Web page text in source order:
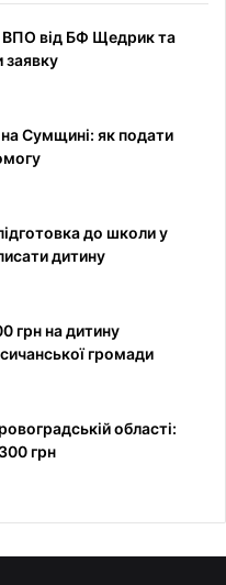
ВПО від БФ Щедрик та
заявку
на Сумщині: як подати
до школи у
дитину
грн на дитину
громади
області:
грн